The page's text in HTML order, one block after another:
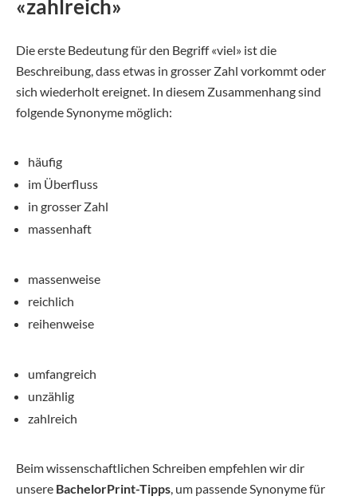
«zahlreich»
Die erste Bedeutung für den Begriff «viel» ist die
Beschreibung, dass etwas in grosser Zahl vorkommt oder
sich wiederholt ereignet. In diesem Zusammenhang sind
folgende Synonyme möglich:
häufig
im Überfluss
in grosser Zahl
massenhaft
massenweise
reichlich
reihenweise
umfangreich
unzählig
zahlreich
Beim wissenschaftlichen Schreiben empfehlen wir dir
unsere BachelorPrint-Tipps, um passende Synonyme für